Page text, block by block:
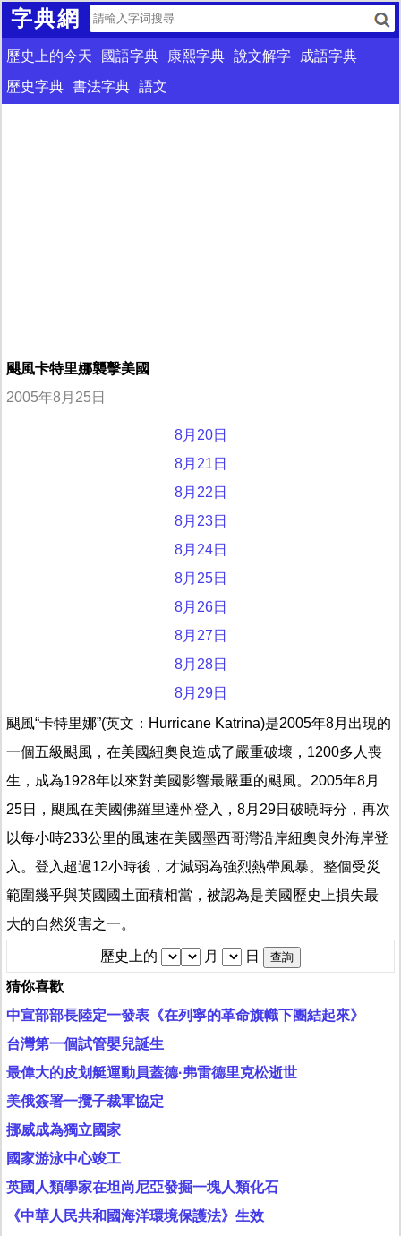
字典網
歷史上的今天 國語字典 康熙字典 說文解字
成語字典
歷史字典 書法字典 語文
颶風卡特里娜襲擊美國
2005年8月25日
8月20日
8月21日
8月22日
8月23日
8月24日
8月25日
8月26日
8月27日
8月28日
8月29日
颶風“卡特里娜”(英文：Hurricane Katrina)是2005年8月出現的
一個五級颶風，在美國紐奧良造成了嚴重破壞，1200多人喪
生，成為1928年以來對美國影響最嚴重的颶風。2005年8月
25日，颶風在美國佛羅里達州登入，8月29日破曉時分，再次
以每小時233公里的風速在美國墨西哥灣沿岸紐奧良外海岸登
入。登入超過12小時後，才減弱為強烈熱帶風暴。整個受災
範圍幾乎與英國國土面積相當，被認為是美國歷史上損失最
大的自然災害之一。
歷史上的 月 日
猜你喜歡
中宣部部長陸定一發表《在列寧的革命旗幟下團結起來》
台灣第一個試管嬰兒誕生
最偉大的皮划艇運動員蓋德·弗雷德里克松逝世
美俄簽署一攬子裁軍協定
挪威成為獨立國家
國家游泳中心竣工
英國人類學家在坦尚尼亞發掘一塊人類化石
《中華人民共和國海洋環境保護法》生效